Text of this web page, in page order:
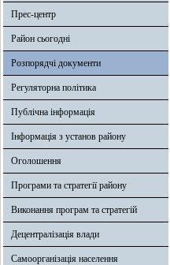
Прес-центр
Район сьогодні
Розпорядчі документи
Регуляторна політика
Публічна інформація
Інформація з установ району
Оголошення
Програми та стратегії району
Виконання програм та стратегій
Децентралізація влади
Самоорганізація населення